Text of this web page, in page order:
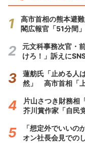
高市首相の熊本避
閣広報官「51分間
元文科事務次官・
けろ！」訴えに
蓮舫氏「止める人
然」 高市首相「
片山さつき財務相
芥川賞作家「自民
「想定外でいい
オン社長会見での